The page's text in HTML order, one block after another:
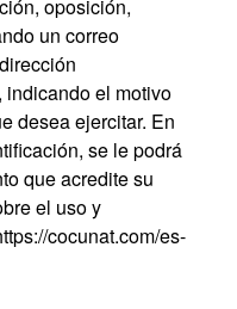
oposición,
un correo
dirección
, indicando el motivo
desea ejercitar. En
se le podrá
que acredite su
el uso y
cocunat.com/es-